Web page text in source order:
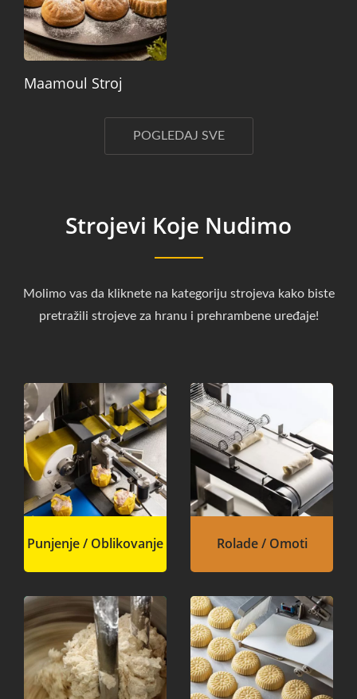
Maamoul Stroj
POGLEDAJ SVE
Strojevi Koje Nudimo
Molimo vas da kliknete na kategoriju strojeva kako biste
pretražili strojeve za hranu i prehrambene uređaje!
Punjenje / Oblikovanje Rolade / Omoti